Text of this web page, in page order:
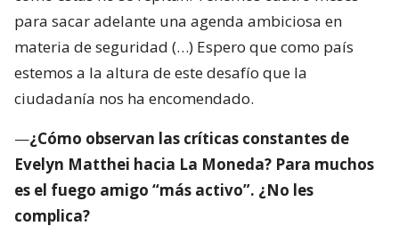
para sacar adelante una agenda ambiciosa en
materia de seguridad (…) Espero que como país
estemos a la altura de este desafío que la
ciudadanía nos ha encomendado.
—¿Cómo observan las críticas constantes de
Evelyn Matthei hacia La Moneda? Para muchos
es el fuego amigo “más activo”. ¿No les
complica?